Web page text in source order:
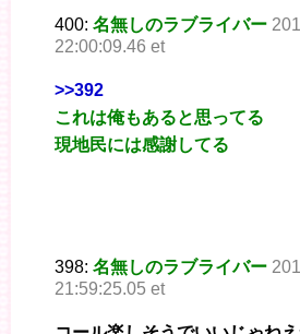
400: 名無しのラブライバー
22:00:09.46 et
>>392
これは俺もあると思ってる
現地民には感謝してる
398: 名無しのラブライバー
21:59:25.05 et